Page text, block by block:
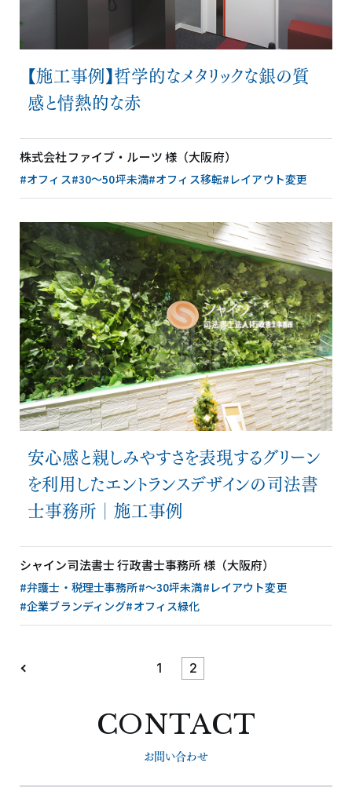
【施工事例】哲学的なメタリックな銀の質
感と情熱的な赤
株式会社ファイブ・ルーツ 様（大阪府）
#オフィス#30〜50坪未満#オフィス移転#レイアウト変更
安心感と親しみやすさを表現するグリーン
を利用したエントランスデザインの司法書
士事務所│施工事例
シャイン司法書士 行政書士事務所 様（大阪府）
#弁護士・税理士事務所#〜30坪未満#レイアウト変更
#企業ブランディング#オフィス緑化
1 2
CONTACT
お問い合わせ